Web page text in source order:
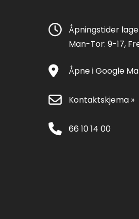
Åpningstider
Man-Tor: 9-17,
Åpne i Google
Kontaktskjema »
66 10 14 00